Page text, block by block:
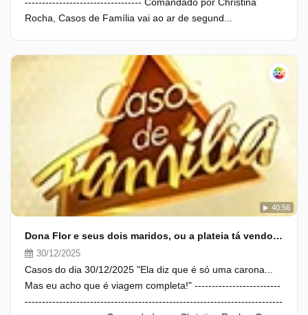
Rocha, Casos de Família vai ao ar de segund...
40:56
Dona Flor e seus dois maridos, ou a plateia tá vendo demais?
30/12/2025
Casos do dia 30/12/2025 "Ela diz que é só uma carona...
Mas eu acho que é viagem completa!" -------------------------
---------------------------------------------------------------------------